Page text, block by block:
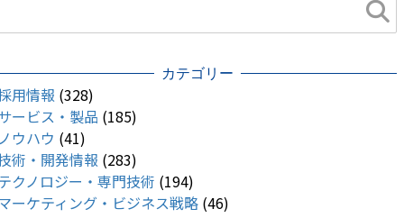
カテゴリー
用情報 (328)
ービス・製品 (185)
ウハウ (41)
術・開発情報 (283)
クノロジー・専門技術 (194)
ーケティング・ビジネス戦略 (46)